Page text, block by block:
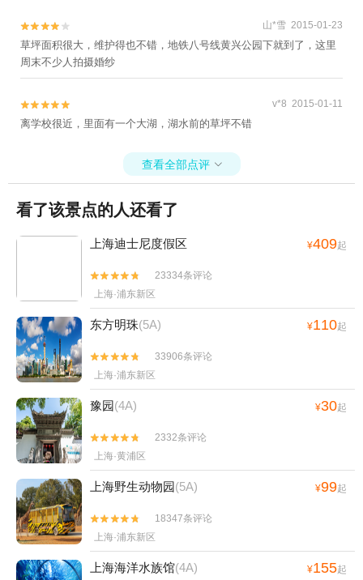

 山*雪 2015-01-23
草坪面积很大，维护得也不错，地铁八号线黄兴公园下就到了，这里
周末不少人拍摄婚纱

 v*8 2015-01-11
离学校很近，里面有一个大湖，湖水前的草坪不错
查看全部点评 
看了该景点的人还看了
上海迪士尼度假区 ¥409起


23334条评论
上海·浦东新区
东方明珠(5A) ¥110起


33906条评论
上海·浦东新区
豫园(4A) ¥30起


2332条评论
上海·黄浦区
上海野生动物园(5A) ¥99起


18347条评论
上海·浦东新区
上海海洋水族馆(4A) ¥155起